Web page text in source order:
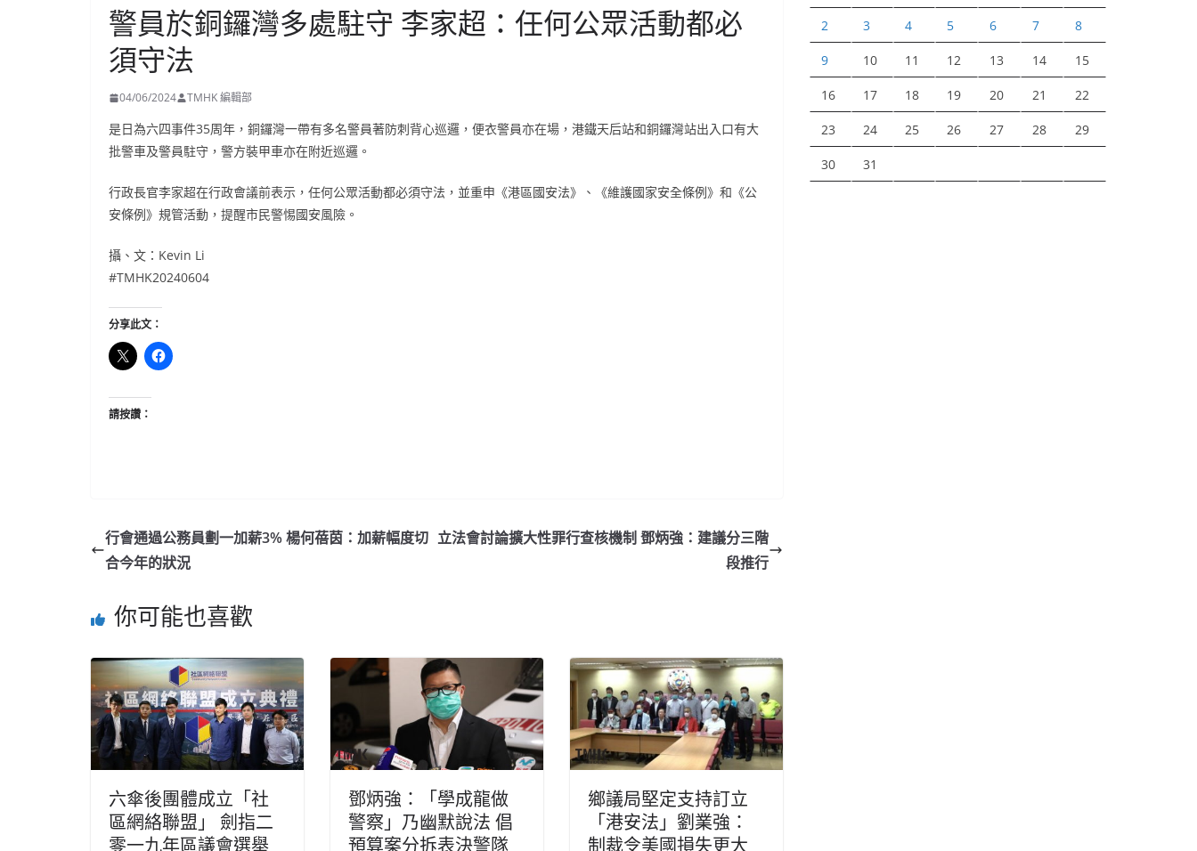
警員於銅鑼灣多處駐守 李家超：任何公眾活動都必
須守法
04/06/2024 TMHK 編輯部
是日為六四事件35周年，銅鑼灣一帶有多名警員著防刺背心巡邏，便衣警員亦在場，港鐵天后站和銅鑼灣站出入口有大
批警車及警員駐守，警方裝甲車亦在附近巡邏。
行政長官李家超在行政會議前表示，任何公眾活動都必須守法，並重申《港區國安法》、《維護國家安全條例》和《公
安條例》規管活動，提醒市民警惕國安風險。
攝、文：Kevin Li
#TMHK20240604
分享此文：
請按讚：
行會通過公務員劃一加薪3% 楊何蓓茵：加薪幅度切
合今年的狀況
立法會討論擴大性罪行查核機制 鄧炳強：建議分三階
段推行
你可能也喜歡
六傘後團體成立「社
區網絡聯盟」 劍指二
零一九年區議會選舉
鄧炳強：「學成龍做
警察」乃幽默說法 倡
預算案分拆表決警隊
鄉議局堅定支持訂立
「港安法」劉業強：
制裁令美國損失更大
2 3 4 5 6 7 8
9 10 11 12 13 14 15
16 17 18 19 20 21 22
23 24 25 26 27 28 29
30 31